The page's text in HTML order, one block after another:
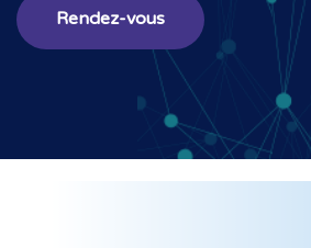
Rendez-vous